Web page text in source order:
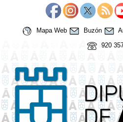
Mapa Web Buzón
920